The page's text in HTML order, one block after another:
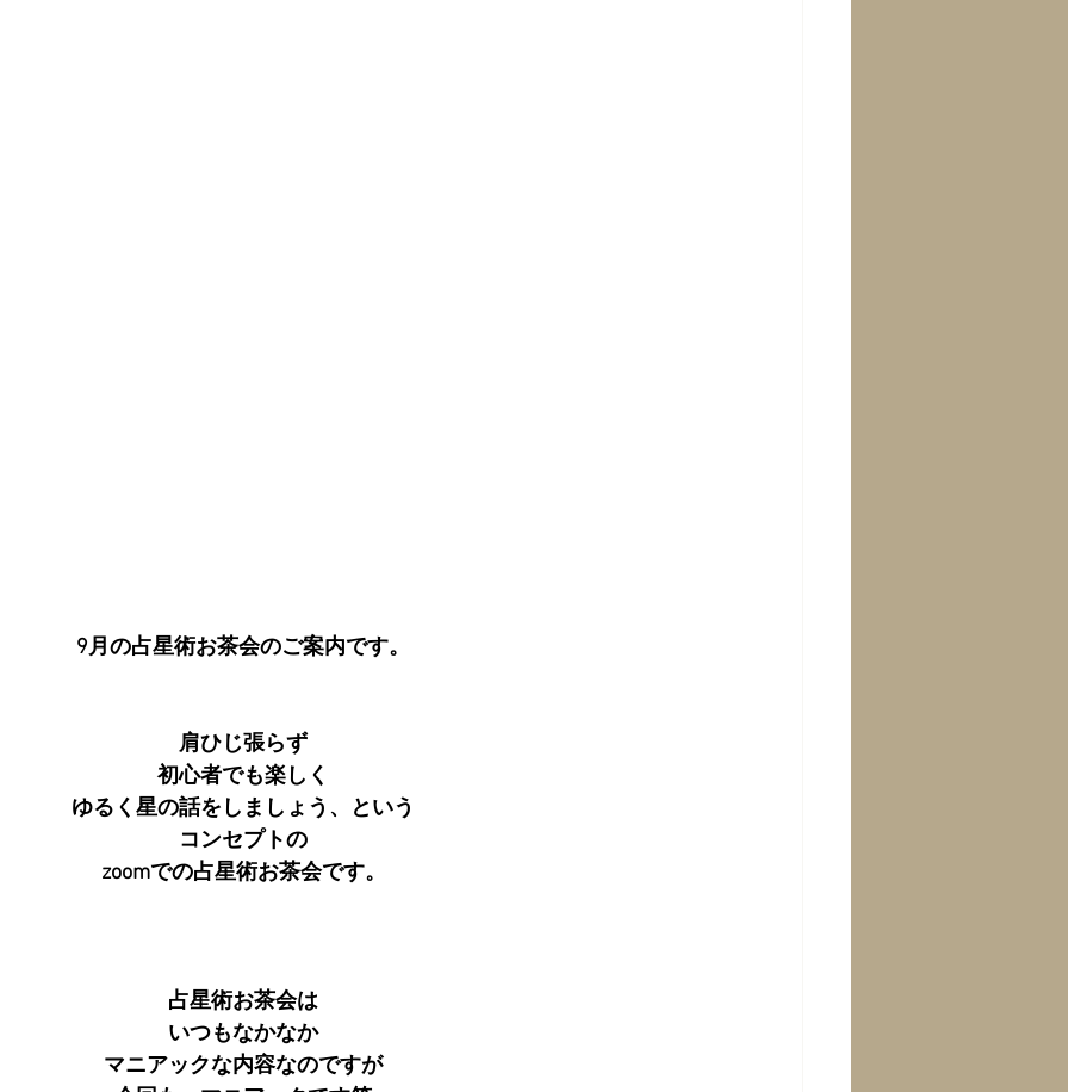
9月の占星術お茶会のご案内です。
肩ひじ張らず
初心者でも楽しく
ゆるく星の話をしましょう、という
コンセプトの
zoomでの占星術お茶会です。
占星術お茶会は
いつもなかなか
マニアックな内容なのですが